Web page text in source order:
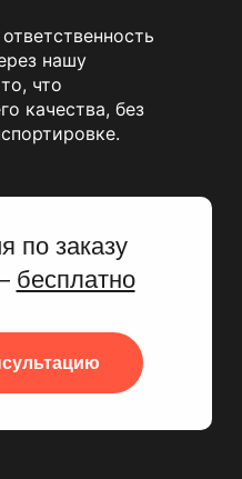
нашу
что
качества, без
по заказу
бесплатно